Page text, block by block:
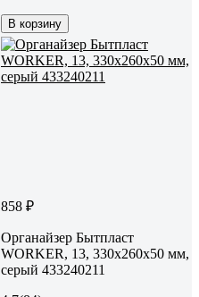
В корзину
858 ₽
Органайзер Бытпласт
WORKER, 13, 330х260х50 мм,
серый 433240211